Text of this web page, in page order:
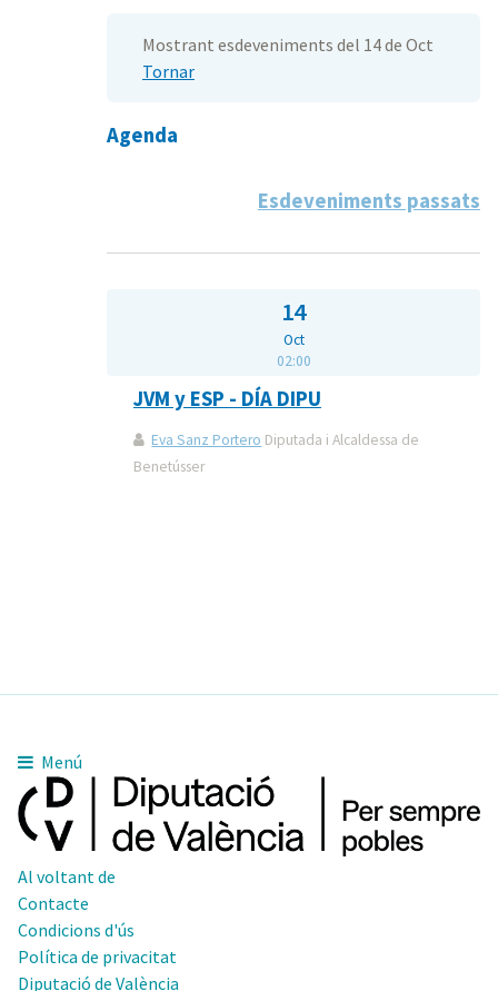
Mostrant esdeveniments del 14 de Oct
Tornar
Agenda
Esdeveniments passats
14
Oct
02:00
JVM y ESP - DÍA DIPU
Eva Sanz Portero Diputada i Alcaldessa de
Benetússer
Menú
Al voltant de
Contacte
Condicions d'ús
Política de privacitat
Diputació de València